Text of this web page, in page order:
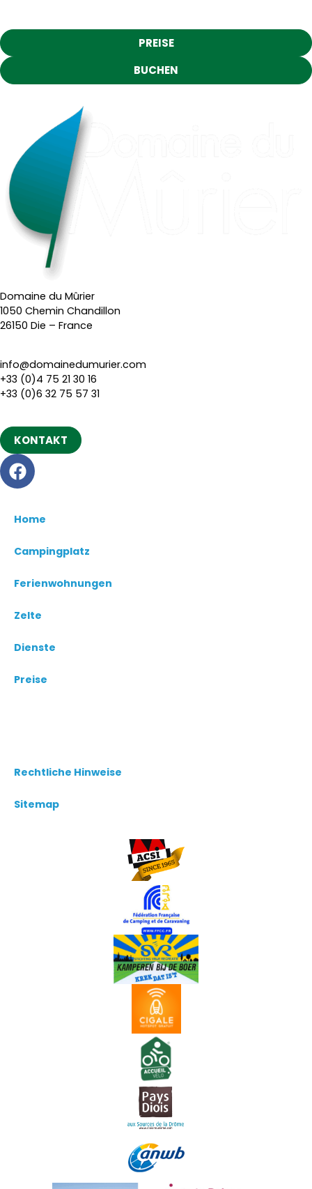
PREISE
BUCHEN
Domaine du Mûrier
1050 Chemin Chandillon
26150 Die – France
info@domainedumurier.com
+33 (0)4 75 21 30 16
+33 (0)6 32 75 57 31
KONTAKT
Home
Campingplatz
Ferienwohnungen
Zelte
Dienste
Preise
Rechtliche Hinweise
Sitemap